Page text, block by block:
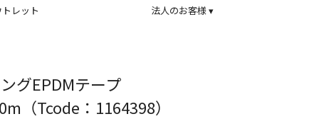
レット 法人のお客様 ▾
グEPDMテープ
（Tcode：1164398）